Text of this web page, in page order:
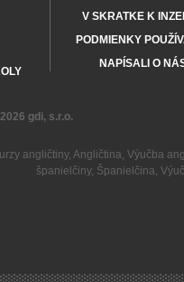
V SKRATKE K
PODMIENKY
NAPÍSALI O
gdi, s.r.o.
angličtiny, Angličtina, Výučba
španielčiny, Španielčina,